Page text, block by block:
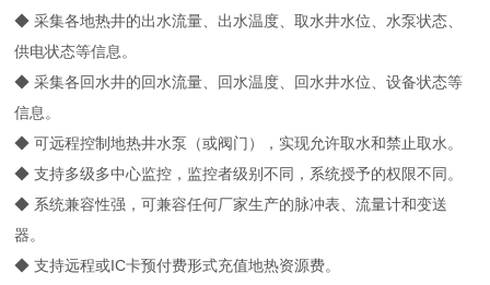
◆ 采集各地热井的出水流量、出水温度、取水井水位、水泵状态、
供电状态等信息。
◆ 采集各回水井的回水流量、回水温度、回水井水位、设备状态等
信息。
◆ 可远程控制地热井水泵（或阀门），实现允许取水和禁止取水。
◆ 支持多级多中心监控，监控者级别不同，系统授予的权限不同。
◆ 系统兼容性强，可兼容任何厂家生产的脉冲表、流量计和变送
器。
◆ 支持远程或IC卡预付费形式充值地热资源费。